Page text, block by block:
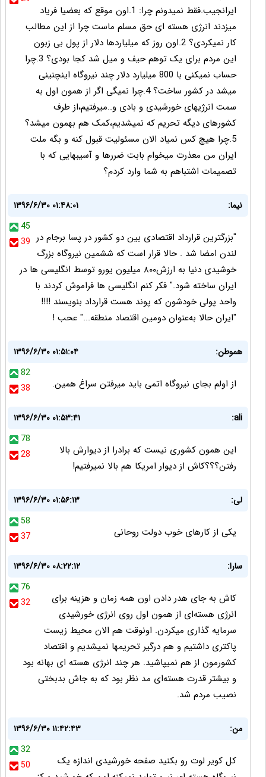
ایرانجیب.فقط نمیدونم چرا: 1.اون موقع که بعضیا فریاد
میزدند انرژی هسته ای حق مسلم ماست چرا از این مطالب
کار نمیکردی؟ 2.اون روز که میلیاردها دلار از پول بی زبون
این مردم برای یک توهم حیف و میل شد کجا بودی؟ 3.چرا
حساب نمیکنی با 800 میلیارد دلار چند نیروگاه اینچنینی
میشد در کشور ساخت؟ 4.چرا نمیگی اگر از همون اول به
سمت انرژیهای خورشیدی و بادی و..میرفتیم،از طرف
کشورهای دیگه تحریم که نمیشدیم،کمک هم بهمون میشد؟
5.چرا هیچ کس نمیاد الان مسئولیت قبول کنه و بگه ملت
ایران من معذرت میخوام بابت ضررها و آسیبهایی که با
تصمیمات اشتباهم به شما وارد کردم؟
نیما:
۱۳۹۶/۶/۳۰ ۰۱:۴۸:۰۱
45
39 "بزرگترین قرارداد اقتصادی بین دو کشور در پسا برجام در
لندن امضا شد . حالا قرار است که ششمین نیروگاه بزرگ
خوشیدی دنیا به ارزش٨٠٠‌ میلیون یورو توسط انگلیسی ها در
ایران ساخته شود." فکر کنم انگلیسی ها فراموش کردند با
واحد پولی خودشون که پوند هست قرارداد بنویسند !!!!
"ایران حالا به‌عنوان دومین اقتصاد منطقه..." عحب !
هموطن:
۱۳۹۶/۶/۳۰ ۰۱:۵۱:۰۴
82
38
از اولم بجای نیروگاه اتمی باید میرفتن سراغ همین.
ali:
۱۳۹۶/۶/۳۰ ۰۱:۵۳:۴۱
78
28
این همون کشوری نیست که برادرا از دیوارش بالا
رفتن؟؟؟کاش از دیوار امریکا هم بالا نمیرفتیم!
لی:
۱۳۹۶/۶/۳۰ ۰۱:۵۶:۱۳
58
37
یکی از کارهای خوب دولت روحانی
سارا:
۱۳۹۶/۶/۳۰ ۰۸:۲۲:۱۲
76
32
کاش به جای هدر دادن اون همه زمان و هزینه برای
انرژی هسته‌ای از همون اول روی انرژی خورشیدی
سرمایه گذاری میکردن. اونوقت هم الان محیط زیست
پاکتری داشتیم و هم درگیر تحریمها نمیشدیم و اقتصاد
کشورمون از هم نمیپاشید. هر چند انرژی هسته ای بهانه بود
و بیشتر قدرت هسته‌ای مد نظر بود که به جاش بدبختی
نصیب مردم شد.
من:
۱۳۹۶/۶/۳۰ ۱۱:۴۲:۴۳
32
50
کل کویر لوت رو بکنید صفحه خورشیدی اندازه یک